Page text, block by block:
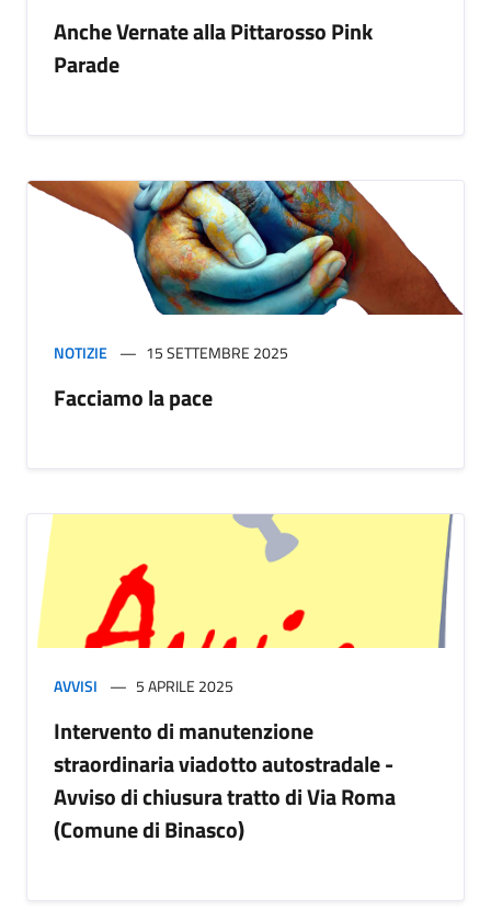
Anche Vernate alla Pittarosso Pink
Parade
NOTIZIE 15 SETTEMBRE 2025
Facciamo la pace
AVVISI 5 APRILE 2025
Intervento di manutenzione
straordinaria viadotto autostradale -
Avviso di chiusura tratto di Via Roma
(Comune di Binasco)